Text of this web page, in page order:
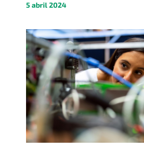
5 abril 2024